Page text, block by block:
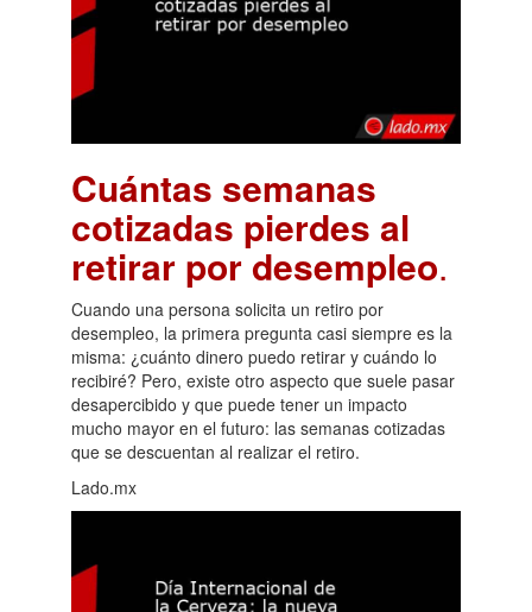
Cuántas semanas
cotizadas pierdes al
retirar por desempleo.
Cuando una persona solicita un retiro por
desempleo, la primera pregunta casi siempre es la
misma: ¿cuánto dinero puedo retirar y cuándo lo
recibiré? Pero, existe otro aspecto que suele pasar
desapercibido y que puede tener un impacto
mucho mayor en el futuro: las semanas cotizadas
que se descuentan al realizar el retiro.
Lado.mx